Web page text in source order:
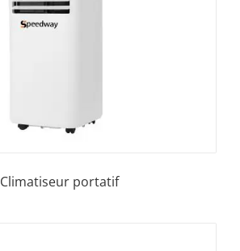
Climatiseur portatif